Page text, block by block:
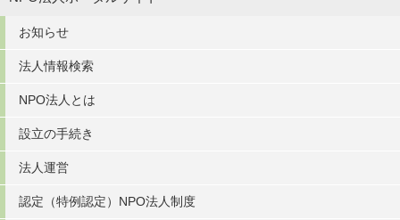
お知らせ
法人情報検索
NPO法人とは
設立の手続き
法人運営
認定（特例認定）NPO法人制度